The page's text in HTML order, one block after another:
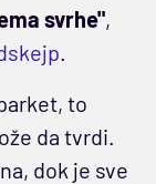
svrhe",
.
to
da tvrdi.
dok je sve